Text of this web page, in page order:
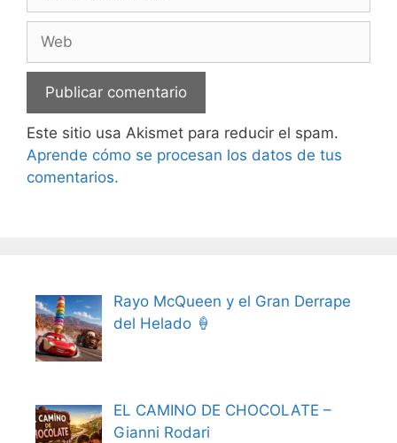
Este sitio usa Akismet para reducir el spam.
Aprende cómo se procesan los datos de tus
comentarios.
Rayo McQueen y el Gran Derrape
del Helado 🍦
EL CAMINO DE CHOCOLATE –
Gianni Rodari